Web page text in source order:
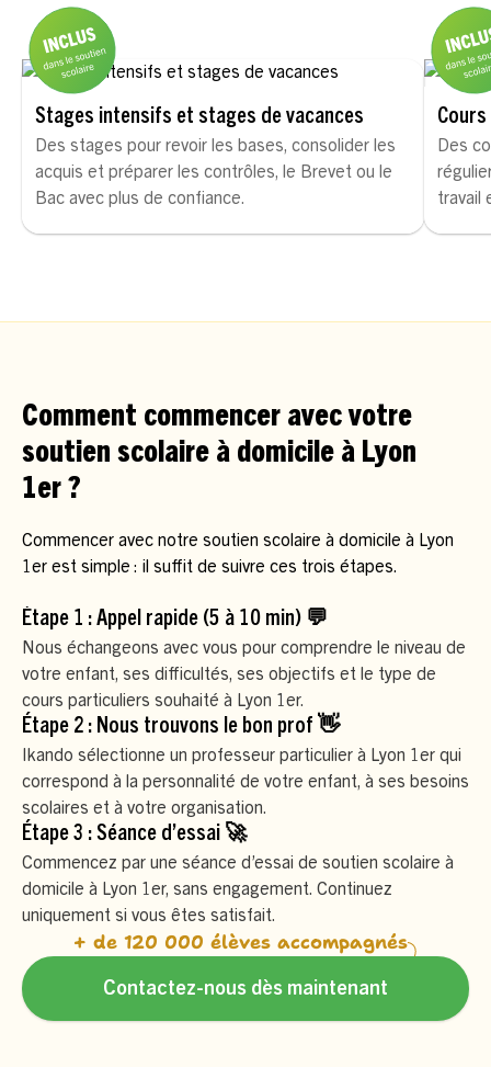
Stages intensifs et stages de vacances
Des stages pour revoir les bases, consolider les
acquis et préparer les contrôles, le Brevet ou le
Bac avec plus de confiance.
Des
travail
Comment commencer avec votre
soutien scolaire à domicile à Lyon
1er ?
Commencer avec notre soutien scolaire à domicile à Lyon
1er est simple : il suffit de suivre ces trois étapes.
Étape 1 : Appel rapide (5 à 10 min) 💬
Nous échangeons avec vous pour comprendre le niveau de
votre enfant, ses difficultés, ses objectifs et le type de
cours particuliers souhaité à Lyon 1er.
Étape 2 : Nous trouvons le bon prof 👋
Ikando sélectionne un professeur particulier à Lyon 1er qui
correspond à la personnalité de votre enfant, à ses besoins
scolaires et à votre organisation.
Étape 3 : Séance d’essai 🚀
Commencez par une séance d’essai de soutien scolaire à
domicile à Lyon 1er, sans engagement. Continuez
uniquement si vous êtes satisfait.
+ de 120 000 élèves accompagnés
Contactez-nous dès maintenant